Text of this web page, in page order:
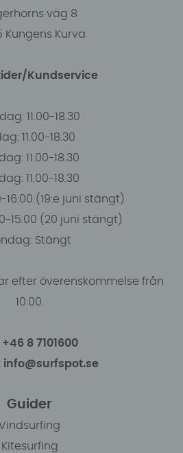
väg 8
Kungens Kurva
Kundservice
11.00-18.30
11.00-18.30
11.00-18.30
11.00-18.30
16:00 (19:e juni stängt)
15.00 (20 juni stängt)
Stängt
efter överenskommelse från
10.00.
+46 8 7101600
info@surfspot.se
Guider
Kitesurfing